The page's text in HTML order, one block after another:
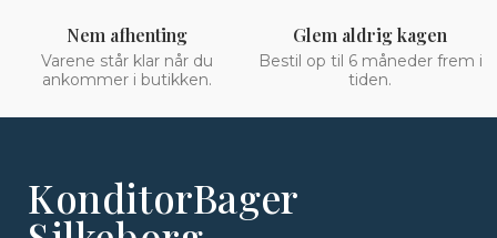
Nem afhenting
Varene står klar når du
ankommer i butikken.
Glem aldrig kagen
Bestil op til 6 måneder frem i
tiden.
KonditorBager